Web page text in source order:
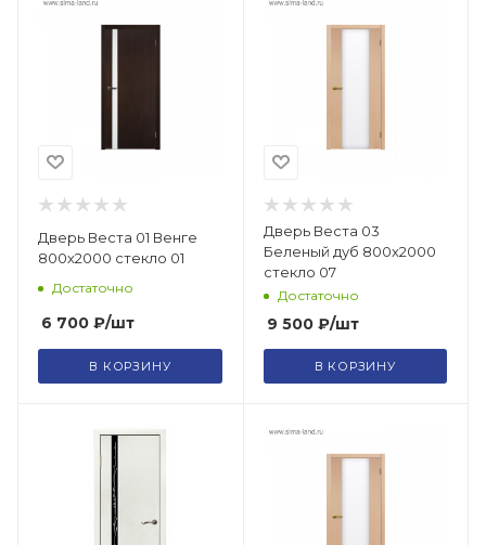
Дверь Веста 01 Венге
800х2000 стекло 01
Достаточно
6 700 ₽/шт
В КОРЗИНУ
Дверь Веста 03
Беленый дуб 800х2000
стекло 07
Достаточно
9 500₽/шт
В КОРЗИНУ